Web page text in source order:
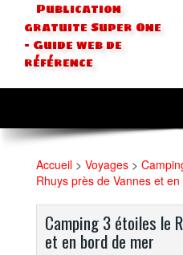
Publication
gratuite Super One
- Guide web de
référence
Accueil > Voyages >
Rhuys près de Vannes et
Camping 3 étoiles le
et en bord de mer